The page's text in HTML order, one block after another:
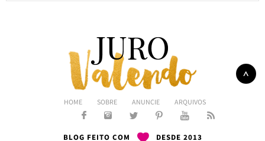
HOME SOBRE ANUNCIE ARQUIVOS
BLOG FEITO COM DESDE 2013